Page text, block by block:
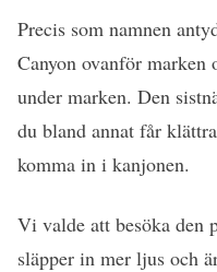
Precis som namnen
Canyon ovanför marken
under marken. Den
du bland annat får
komma in i kanjonen.
Vi valde att besöka den
släpper in mer ljus och